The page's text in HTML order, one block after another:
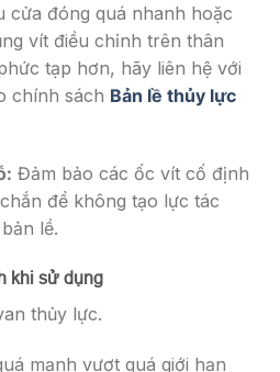
cửa đóng quá nhanh hoặc
vít điều chỉnh trên thân
tạp hơn, hãy liên hệ với
chính sách Bản lề thủy lực
Đảm bảo các ốc vít cố định
để không tạo lực tác
lề.
khi sử dụng
thủy lực.
mạnh vượt quá giới hạn